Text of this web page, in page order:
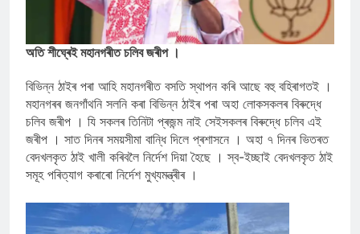
অতি শীঘ্ৰেই মহানগৰীত চলিব জৰীপ ।
বিভিন্ন ঠাইৰ পৰা আহি মহানগৰীত বসতি স্থাপন কৰি আছে বহু বহিৰাগতই ।
মহানগৰৰ জনগাঁথনি সলনি কৰা বিভিন্ন ঠাইৰ পৰা অহা লোকসকলৰ বিৰুদ্ধে
চলিব জৰীপ । যি সকলৰ তিনিটা প্ৰজন্ম নাই সেইসকলৰ বিৰুদ্ধে চলিব এই
জৰীপ । সাত দিনৰ সময়সীমা বান্ধি দিলে প্ৰশাসনে । অহা ৭ দিনৰ ভিতৰত
বেদখলকৃত ঠাই খালী কৰিবলৈ নিৰ্দেশ দিয়া হৈছে । স্ব-ইচ্ছাই বেদখলকৃত ঠাই
সমূহ পৰিত্যাগ কৰাৰো নিৰ্দেশ মুখ্যমন্ত্ৰীৰ ।